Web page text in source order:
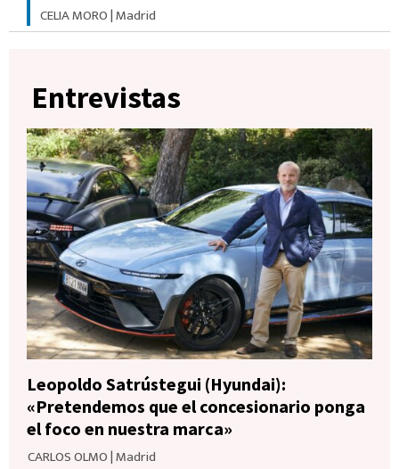
CELIA MORO|Madrid
Entrevistas
Leopoldo Satrústegui (Hyundai):
«Pretendemos que el concesionario ponga
el foco en nuestra marca»
CARLOS OLMO|Madrid